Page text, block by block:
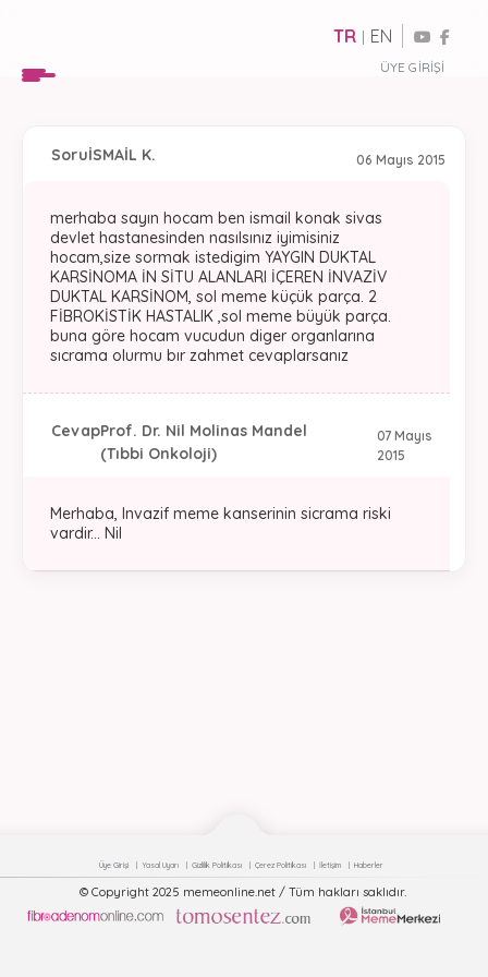
ÜYE GIRIŞI
TR | EN
06 Mayıs 2015
SoruİSMAİL K.
merhaba sayın hocam ben ismail konak sivas
devlet hastanesinden nasılsınız iyimisiniz
hocam,size sormak istedigim YAYGIN DUKTAL
KARSİNOMA İN SİTU ALANLARI İÇEREN İNVAZİV
DUKTAL KARSİNOM, sol meme küçük parça. 2
FİBROKİSTİK HASTALIK ,sol meme büyük parça.
buna göre hocam vucudun diger organlarına
sıcrama olurmu bır zahmet cevaplarsanız
07 Mayıs
2015
CevapProf. Dr. Nil Molinas Mandel
(Tıbbi Onkoloji)
Merhaba, Invazif meme kanserinin sicrama riski
vardir... Nil
Üye Girişi Yasal Uyarı Gizlilik Politikası Çerez Politikası İletişim Haberler
© Copyright 2025 memeonline.net / Tüm hakları saklıdır.